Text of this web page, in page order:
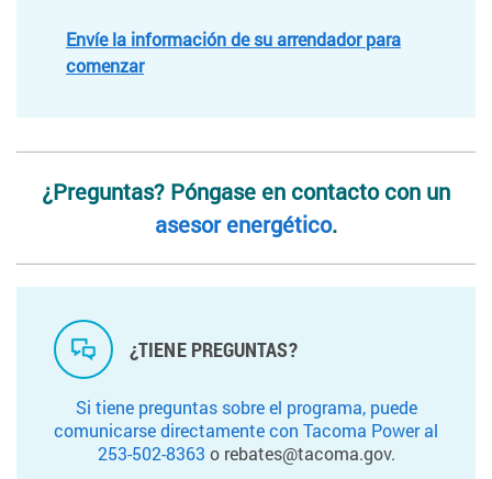
Envíe la información de su arrendador para
comenzar
¿Preguntas? Póngase en contacto con un
asesor energético.
¿TIENE PREGUNTAS?
Si tiene preguntas sobre el programa, puede
comunicarse directamente con Tacoma Power al
253-502-8363 o rebates@tacoma.gov.